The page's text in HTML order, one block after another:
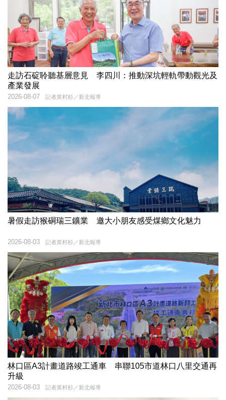
走訪石碇聆聽基層意見 李四川：推動深坑輕軌帶動觀光及
產業發展
記者黃村杉／新北報導
2026-08-07
暑假走訪猴硐瑞三鑛業 邀大小朋友感受煤鄉文化魅力
記者黃村杉／新北報導
2026-08-03
林口區A3計畫道路竣工通車 串聯105市道林口八里交通再
升級
記者黃村杉／新北報導
2026-08-03